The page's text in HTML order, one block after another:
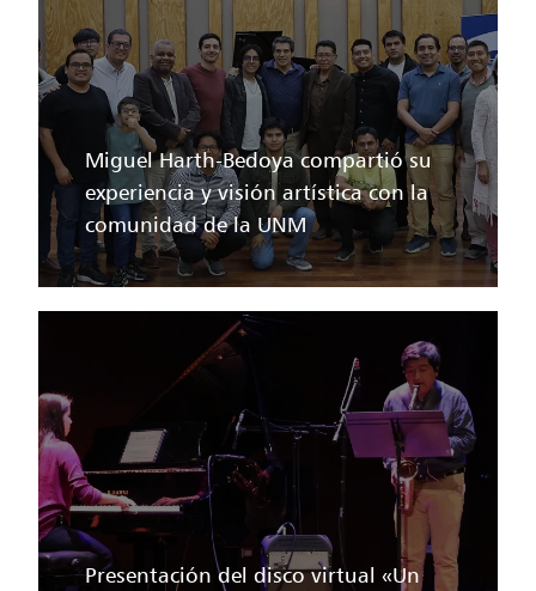
Miguel Harth-Bedoya compartió su
experiencia y visión artística con la
comunidad de la UNM
Presentación del disco virtual «Un